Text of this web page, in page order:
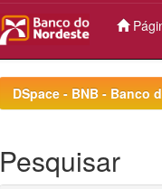
DSpace - BNB - Banco
Pesquisar